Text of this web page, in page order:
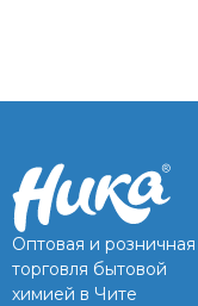
Оптовая и розничная
торговля бытовой
химией в Чите